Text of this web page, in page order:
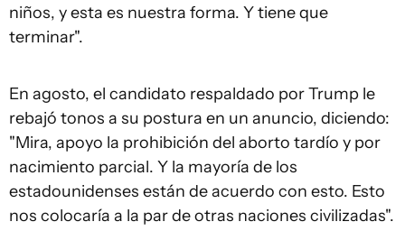
niños, y esta es nuestra forma. Y tiene que
terminar".
En agosto, el candidato respaldado por Trump le
rebajó tonos a su postura en un anuncio, diciendo:
"Mira, apoyo la prohibición del aborto tardío y por
nacimiento parcial. Y la mayoría de los
estadounidenses están de acuerdo con esto. Esto
nos colocaría a la par de otras naciones civilizadas".